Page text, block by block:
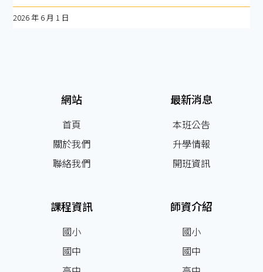
2026 年 6 月 1 日
網站
首頁
關於我們
聯絡我們
最新消息
本班公告
升學情報
開班資訊
課程資訊
國小
國中
師資介紹
國小
國中